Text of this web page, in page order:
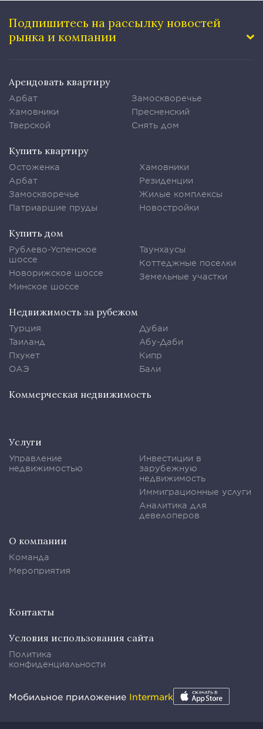
Подпишитесь на рассылку новостей
рынка и компании
Арендовать квартиру
Арбат
Хамовники
Тверской
Замоскворечье
Пресненский
Снять дом
Купить квартиру
Остоженка
Арбат
Замоскворечье
Патриаршие пруды
Хамовники
Резиденции
Жилые комплексы
Новостройки
Купить дом
Рублево-Успенское
шоссе
Новорижское шоссе
Минское шоссе
Таунхаусы
Коттеджные поселки
Земельные участки
Недвижимость за рубежом
Турция
Таиланд
Пхукет
ОАЭ
Дубаи
Абу-Даби
Кипр
Бали
Коммерческая недвижимость
Услуги
Управление
недвижимостью
Инвестиции в
зарубежную
недвижимость
Иммиграционные услуги
Аналитика для
девелоперов
О компании
Команда
Мероприятия
Контакты
Условия использования сайта
Политика
конфиденциальности
Мобильное приложение Intermark